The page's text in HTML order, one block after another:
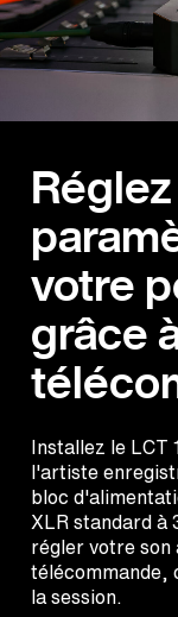
votre
grâce
Installez le LCT
l'artiste
bloc
XLR standard à
régler votre
télécommande,
la session.